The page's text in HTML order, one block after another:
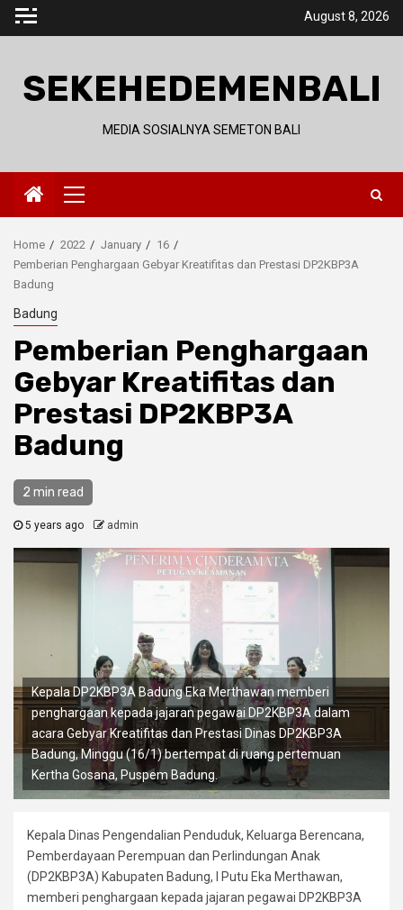
Skip
August 8, 2026
SEKEHEDEMENBALI
MEDIA SOSIALNYA SEMETON BALI
Primary
Menu
Home 2022 January
16
Pemberian Penghargaan Gebyar Kreatifitas dan Prestasi DP2KBP3A
Badung
Badung
Pemberian Penghargaan
Gebyar Kreatifitas dan
Prestasi DP2KBP3A
Badung
2 min read
5 years ago admin
Kepala DP2KBP3A Badung Eka Merthawan memberi
penghargaan kepada jajaran pegawai DP2KBP3A dalam
acara Gebyar Kreatifitas dan Prestasi Dinas DP2KBP3A
Badung, Minggu (16/1) bertempat di ruang pertemuan
Kertha Gosana, Puspem Badung.
Kepala Dinas Pengendalian Penduduk, Keluarga Berencana,
Pemberdayaan Perempuan dan Perlindungan Anak
(DP2KBP3A) Kabupaten Badung, I Putu Eka Merthawan,
memberi penghargaan kepada jajaran pegawai DP2KBP3A